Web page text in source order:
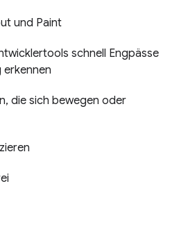
und Paint
schnell Engpässe
erkennen
die sich bewegen oder